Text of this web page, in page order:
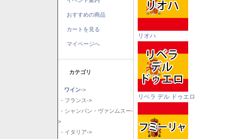
おすすめの商品
カートを見る
マイページへ
カテゴリ
ワイン->
- フランス->
- シャンパン・ヴァンムスー-
>
- イタリア->
リオハ
リベラ デル ドゥエロ